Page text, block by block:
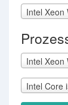
Intel Xeon
Intel Xeon
Intel Core